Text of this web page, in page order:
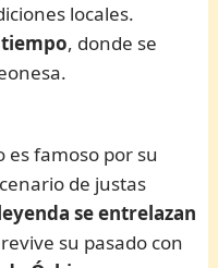
locales.
tiempo, donde se
es famoso por su
de justas
se entrelazan
su pasado con